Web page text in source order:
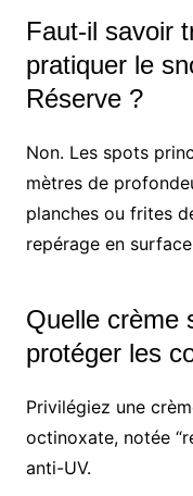
Faut-il savoir
pratiquer le
Réserve ?
Non. Les spots
mètres de
planches ou frites
repérage en
Quelle crème
protéger les
Privilégiez une
octinoxate, notée
anti-UV.